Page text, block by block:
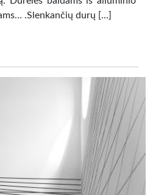
.Slenkančių durų […]